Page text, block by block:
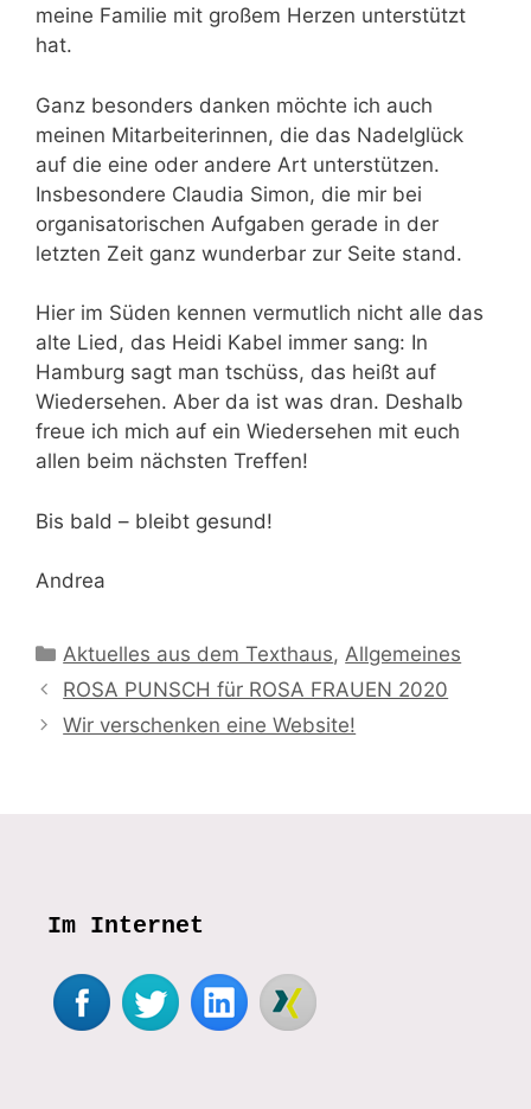
meine Familie mit großem Herzen unterstützt
hat.
Ganz besonders danken möchte ich auch
meinen Mitarbeiterinnen, die das Nadelglück
auf die eine oder andere Art unterstützen.
Insbesondere Claudia Simon, die mir bei
organisatorischen Aufgaben gerade in der
letzten Zeit ganz wunderbar zur Seite stand.
Hier im Süden kennen vermutlich nicht alle das
alte Lied, das Heidi Kabel immer sang: In
Hamburg sagt man tschüss, das heißt auf
Wiedersehen. Aber da ist was dran. Deshalb
freue ich mich auf ein Wiedersehen mit euch
allen beim nächsten Treffen!
Bis bald – bleibt gesund!
Andrea
Kategorien
Aktuelles aus dem Texthaus,Allgemeines
ROSA PUNSCH für ROSA FRAUEN 2020
Wir verschenken eine Website!
Im Internet